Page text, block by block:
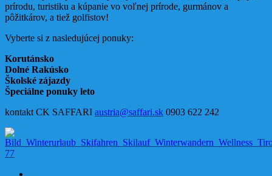
prírodu, turistiku a kúpanie vo voľnej prírode, gurmánov a
pôžitkárov, a tiež golfistov!
Vyberte si z nasledujúcej ponuky:
Korutánsko
Dolné Rakúsko
Školské zájazdy
Špeciálne ponuky leto
kontakt CK SAFFARI austria@saffari.sk 0903 622 242